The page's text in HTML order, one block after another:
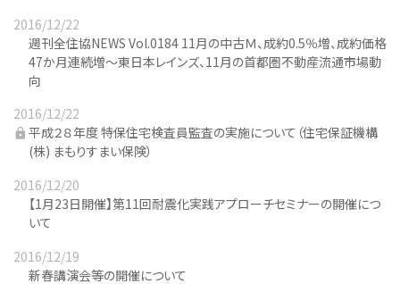
2016/12/22
週刊全住協NEWS Vol.0184 11月の中古Ｍ、成約0.5％増、成約価格
47か月連続増～東日本レインズ、11月の首都圏不動産流通市場動
向
2016/12/22
平成２８年度 特保住宅検査員監査の実施について（住宅保証機構
(株) まもりすまい保険）
2016/12/20
【1月23日開催】第11回耐震化実践アプローチセミナーの開催につ
いて
2016/12/19
新春講演会等の開催について